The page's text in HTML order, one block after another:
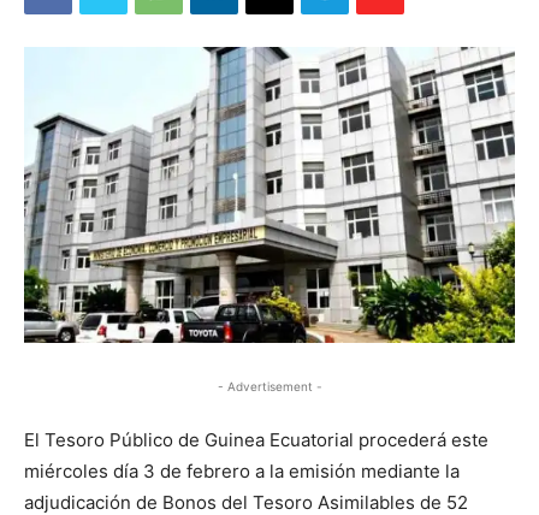
- Advertisement -
El Tesoro Público de Guinea Ecuatorial procederá este
miércoles día 3 de febrero a la emisión mediante la
adjudicación de Bonos del Tesoro Asimilables de 52